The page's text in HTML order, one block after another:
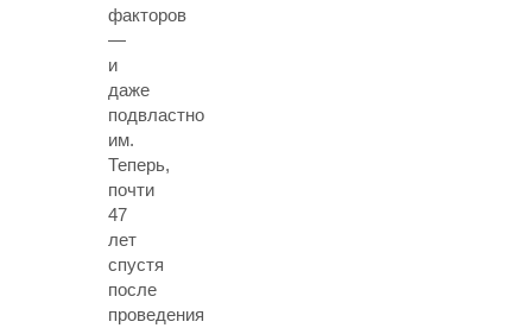
факторов
—
и
даже
подвластно
им.
Теперь,
почти
47
лет
спустя
после
проведения